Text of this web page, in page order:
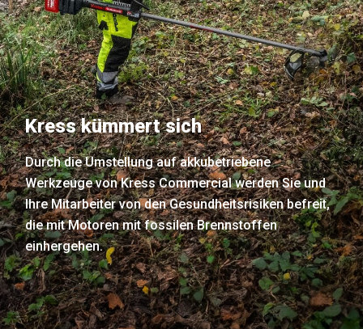
Kress kümmert sich
Durch die Umstellung auf akkubetriebene
Werkzeuge von Kress Commercial werden Sie und
Ihre Mitarbeiter von den Gesundheitsrisiken befreit,
die mit Motoren mit fossilen Brennstoffen
einhergehen.